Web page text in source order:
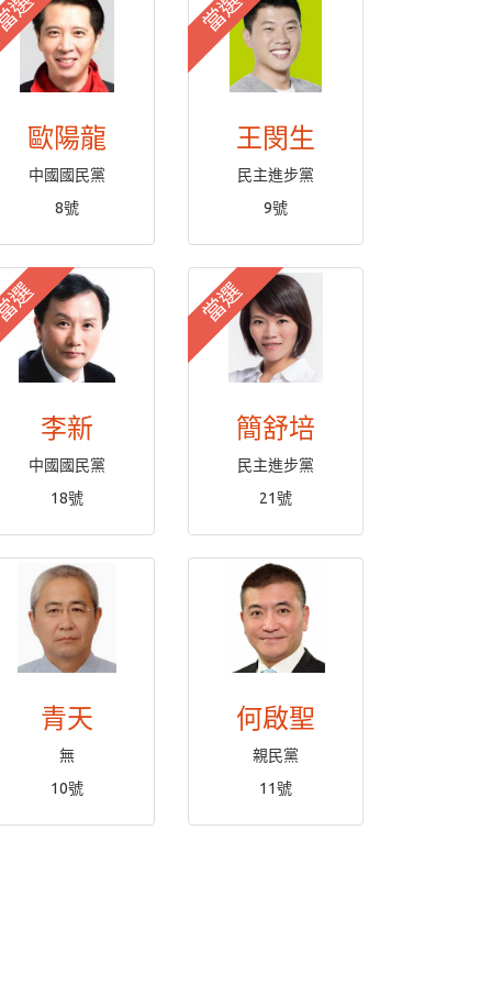
選
歐陽龍
中國國民黨
8號
當選
王閔生
民主進步黨
9號
選
李新
中國國民黨
18號
當選
簡舒培
民主進步黨
21號
青天
無
10號
何啟聖
親民黨
11號